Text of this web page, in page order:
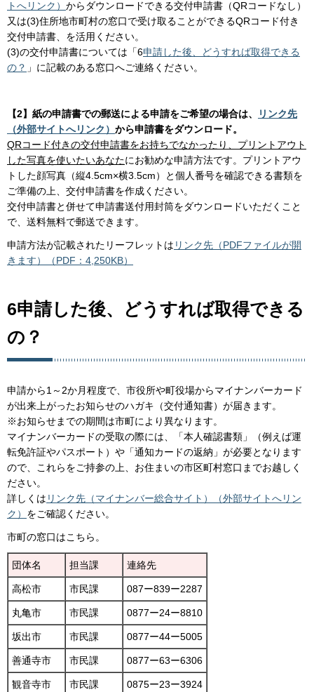
トへリンク） からダウンロードできる交付申請書（QRコードなし）
又は(3)住所地市町村の窓口で受け取ることができるQRコード付き
交付申請書、を活用ください。
(3)の交付申請書については「6申請した後、どうすれば取得できる
の？ 」に記載のある窓口へご連絡ください。
【2】紙の申請書での郵送による申請をご希望の場合は、
リンク先
（外部サイトへリンク） から申請書をダウンロード。
QRコード付きの交付申請書をお持ちでなかったり、プリントアウト
した写真を使いたいあなたにお勧めな申請方法です。プリントアウ
トした顔写真（縦4.5cm×横3.5cm）と個人番号を確認できる書類を
ご準備の上、交付申請書を作成ください。
交付申請書と併せて申請書送付用封筒をダウンロードいただくこと
で、送料無料で郵送できます。
申請方法が記載されたリーフレットは リンク先（PDFファイルが開
きます）（PDF：4,250KB）
6申請した後、どうすれば取得できる
の？
申請から1～2か月程度で、市役所や町役場からマイナンバーカード
が出来上がったお知らせのハガキ（交付通知書）が届きます。
※お知らせまでの期間は市町により異なります。
マイナンバーカードの受取の際には、「本人確認書類」（例えば運
転免許証やパスポート）や「通知カードの返納」が必要となります
ので、これらをご持参の上、お住まいの市区町村窓口までお越しく
ださい。
詳しくは リンク先（マイナンバー総合サイト）（外部サイトへリン
ク） をご確認ください。
市町の窓口はこちら。
団体名 担当課 連絡先
高松市 市民課 087ー839ー2287
丸亀市 市民課 0877ー24ー8810
坂出市 市民課 0877ー44ー5005
善通寺市 市民課 0877ー63ー6306
観音寺市 市民課 0875ー23ー3924